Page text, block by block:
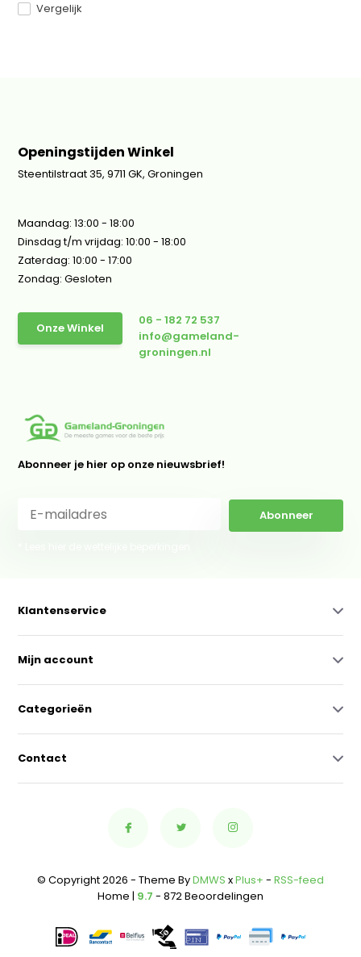
Vergelijk
Openingstijden Winkel
Steentilstraat 35, 9711 GK, Groningen
Maandag: 13:00 - 18:00
Dinsdag t/m vrijdag: 10:00 - 18:00
Zaterdag: 10:00 - 17:00
Zondag: Gesloten
Onze Winkel
06 - 182 72 537
info@gameland-
groningen.nl
Abonneer je hier op onze nieuwsbrief!
Abonneer
Klantenservice
Mijn account
Categorieën
Contact
© Copyright 2026 - Theme ByDMWS xPlus+ - RSS-feed
Home | 9.7 - 872 Beoordelingen